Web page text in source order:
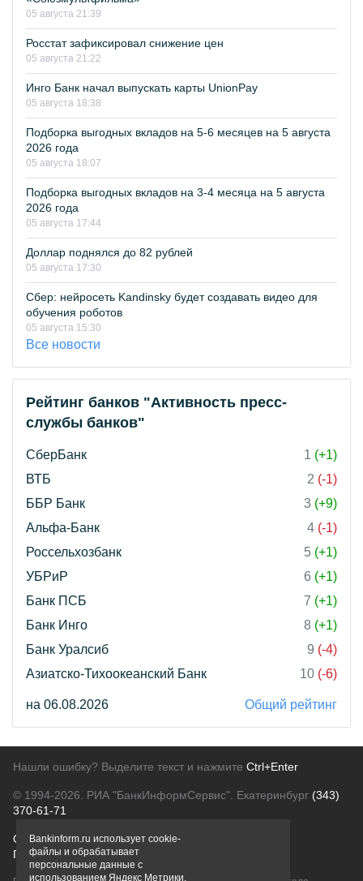
05 августа 21:39
Росстат зафиксировал снижение цен
05 августа 21:22
Инго Банк начал выпускать карты UnionPay
05 августа 18:38
Подборка выгодных вкладов на 5-6 месяцев на 5 августа
2026 года
05 августа 18:07
Подборка выгодных вкладов на 3-4 месяца на 5 августа
2026 года
05 августа 17:44
Доллар поднялся до 82 рублей
05 августа 17:30
Сбер: нейросеть Kandinsky будет создавать видео для
обучения роботов
05 августа 15:30
Все новости
Рейтинг банков "Активность пресс-
службы банков"
СберБанк 1 (+1)
ВТБ
2 (-1)
ББР Банк
3 (+9)
Альфа-Банк
4 (-1)
Россельхозбанк
5 (+1)
УБРиР
6 (+1)
Банк ПСБ
7 (+1)
Банк Инго
8 (+1)
Банк Уралсиб
9 (-4)
Азиатско-Тихоокеанский Банк
10 (-6)
на 06.08.2026 Общий рейтинг
Нашли ошибку? Выделите текст и нажмите Ctrl+Enter
© 1994-2026. РИА "БанкИнформСервис". Екатеринбург (343)
370-61-71
О проектеПолитика конфиденциальности
Правовая информацияДля рекламодателей
Bankinform.ru использует cookie-
файлы и обрабатывает
персональные данные с
использованием Яндекс Метрики,